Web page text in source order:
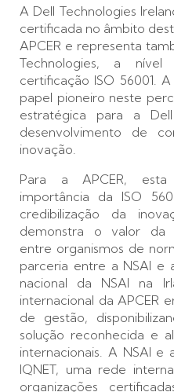
A Dell Technologies
certificada no âmbito
APCER e representa
Technologies, a
certificação ISO 56001.
papel pioneiro neste
estratégica para a
desenvolvimento de
inovação.
Para a APCER,
importância da ISO
credibilização da
demonstra o valor da
entre organismos de
parceria entre a NSAI e
nacional da NSAI na
internacional da APCER
de gestão,
solução reconhecida e
internacionais. A NSAI e
IQNET, uma rede
organizações